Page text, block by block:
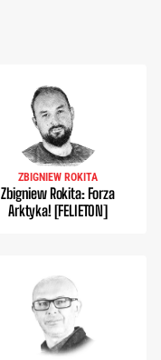
ZBIGNIEW ROKITA
Zbigniew Rokita: Forza
Arktyka! [FELIETON]